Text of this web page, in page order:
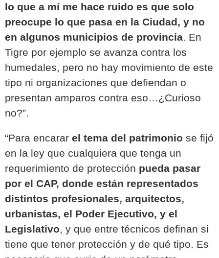
lo que a mí me hace ruido es que solo
preocupe lo que pasa en la Ciudad, y no
en algunos municipios de provincia
En
Tigre por ejemplo se avanza contra los
humedales, pero no hay movimiento de este
tipo ni organizaciones que defiendan o
presentan amparos contra eso…¿Curioso
no?”.
“Para encarar el tema del patrimonio se fijó
en la ley que cualquiera que tenga un
requerimiento de protección pueda pasar
por el CAP, donde están representados
distintos profesionales, arquitectos,
urbanistas, el Poder Ejecutivo, y el
Legislativo , y que entre técnicos definan si
tiene que tener protección y de qué tipo. Es